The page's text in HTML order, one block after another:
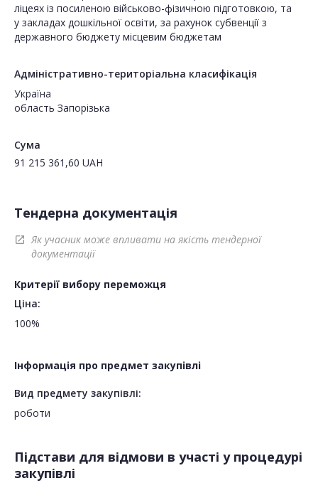
ліцеях із посиленою військово-фізичною підготовкою, та
у закладах дошкільної освіти, за рахунок субвенції з
державного бюджету місцевим бюджетам
Адміністративно-територіальна класифікація
Україна
область Запорізька
Сума
91 215 361,60 UAH
Тендерна документація
open_in_new
Як учасник може впливати на якість тендерної
документації
Критерії вибору переможця
Ціна:
100%
Інформація про предмет закупівлі
Вид предмету закупівлі:
роботи
Підстави для відмови в участі у процедурі
закупівлі